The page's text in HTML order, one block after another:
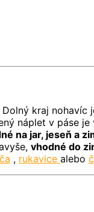
kraj nohavíc
náplet v páse
na jar, jeseň a
vhodné do
, rukavice alebo